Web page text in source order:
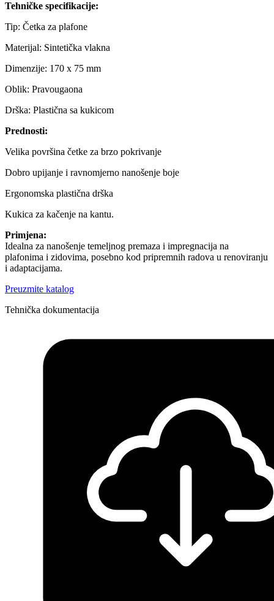
Tehničke specifikacije:
Tip: Četka za plafone
Materijal: Sintetička vlakna
Dimenzije: 170 x 75 mm
Oblik: Pravougaona
Drška: Plastična sa kukicom
Prednosti:
Velika površina četke za brzo pokrivanje
Dobro upijanje i ravnomjerno nanošenje boje
Ergonomska plastična drška
Kukica za kačenje na kantu.
Primjena:
Idealna za nanošenje temeljnog premaza i impregnacija na
plafonima i zidovima, posebno kod pripremnih radova u renoviranju
i adaptacijama.
Preuzmite katalog
Tehnička dokumentacija